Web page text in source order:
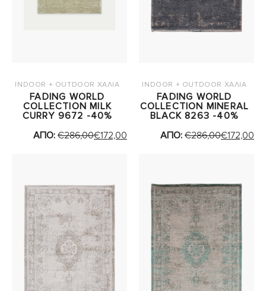
INDOOR + OUTDOOR ΧΑΛΙΑ
FADING WORLD
COLLECTION MILK
CURRY 9672 -40%
ΑΠΟ: €286,00€172,00
INDOOR + OUTDOOR ΧΑΛΙΑ
FADING WORLD
COLLECTION MINERAL
BLACK 8263 -40%
ΑΠΟ: €286,00€172,00